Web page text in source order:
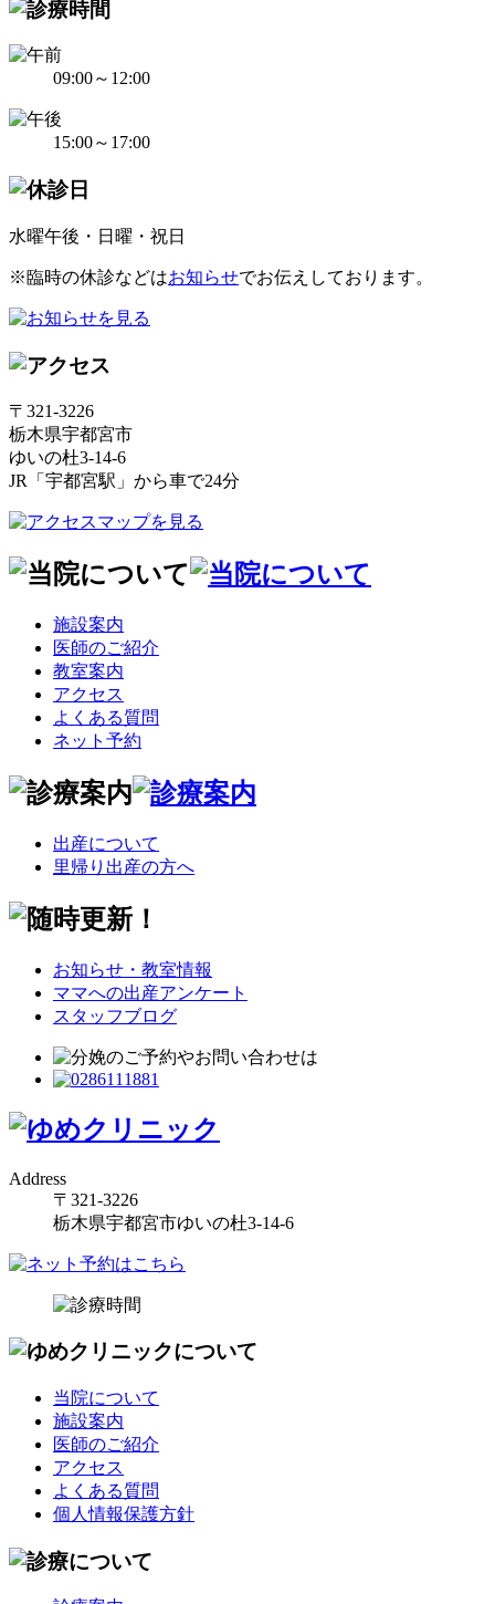
09:00～12:00
15:00～17:00
水曜午後・日曜・祝日
※臨時の休診などはお知らせでお伝えしております。
〒321-3226
栃木県宇都宮市
ゆいの杜3-14-6
JR「宇都宮駅」から車で24分
施設案内
医師のご紹介
教室案内
アクセス
よくある質問
ネット予約
出産について
里帰り出産の方へ
お知らせ・教室情報
ママへの出産アンケート
スタッフブログ
Address
〒321-3226
栃木県宇都宮市ゆいの杜3-14-6
当院について
施設案内
医師のご紹介
アクセス
よくある質問
個人情報保護方針